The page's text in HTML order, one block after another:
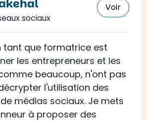
sociaux
Voir
tant que formatrice est
les entrepreneurs et les
beaucoup, n'ont pas
l'utilisation des
médias sociaux. Je mets
à proposer des